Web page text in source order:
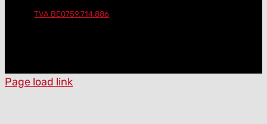
TVA BE0759.714.886
Page load link